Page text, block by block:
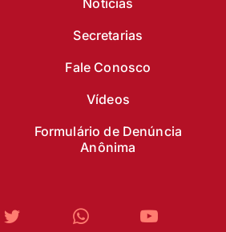
Notícias
Secretarias
Fale Conosco
Vídeos
Formulário de Denúncia
Anônima